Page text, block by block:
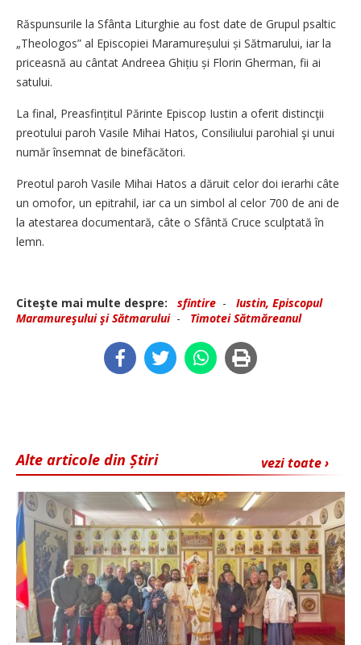
Răspunsurile la Sfânta Liturghie au fost date de Grupul psaltic
„Theologos” al Episcopiei Maramureșului și Sătmarului, iar la
priceasnă au cântat Andreea Ghițiu și Florin Gherman, fii ai
satului.
La final, Preasfințitul Părinte Episcop Iustin a oferit distincţii
preotului paroh Vasile Mihai Hatos, Consiliului parohial şi unui
număr însemnat de binefăcători.
Preotul paroh Vasile Mihai Hatos a dăruit celor doi ierarhi câte
un omofor, un epitrahil, iar ca un simbol al celor 700 de ani de
la atestarea documentară, câte o Sfântă Cruce sculp­tată în
lemn.
Citeşte mai multe despre: sfintire - Iustin, Episcopul
Maramureşului şi Sătmarului- Timotei Sătmăreanul
vezi toate ›
Alte articole din Știri